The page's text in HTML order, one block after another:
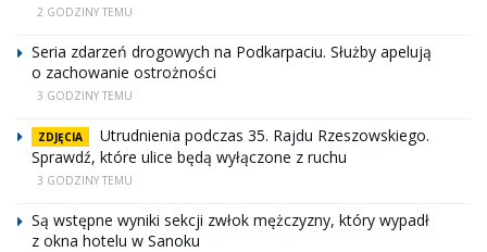
2 GODZINY TEMU
Seria zdarzeń drogowych na Podkarpaciu. Służby apelują
o zachowanie ostrożności
3 GODZINY TEMU
ZDJĘCIA
Utrudnienia podczas 35. Rajdu Rzeszowskiego.
Sprawdź, które ulice będą wyłączone z ruchu
3 GODZINY TEMU
Są wstępne wyniki sekcji zwłok mężczyzny, który wypadł
z okna hotelu w Sanoku